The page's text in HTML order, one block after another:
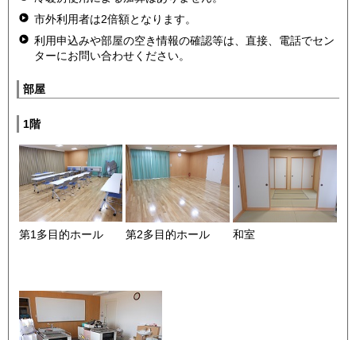
市外利用者は2倍額となります。
利用申込みや部屋の空き情報の確認等は、直接、電話でセン
ターにお問い合わせください。
部屋
1階
第1多目的ホール 第2多目的ホール 和室